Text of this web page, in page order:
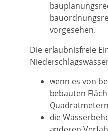
vorgesehen.
Die erlaubnisfreie
wenn es von
bebauten
die